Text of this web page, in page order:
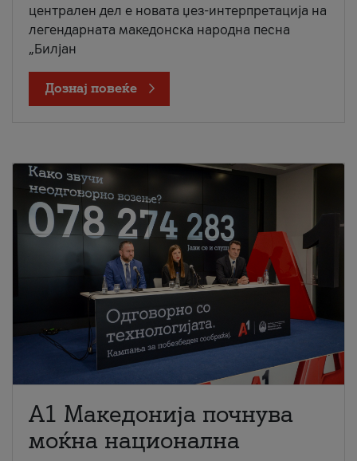
централен дел е новата џез-интерпретација на
легендарната македонска народна песна
„Билјан
Дознај повеќе
A1 Македонија почнува
моќна национална